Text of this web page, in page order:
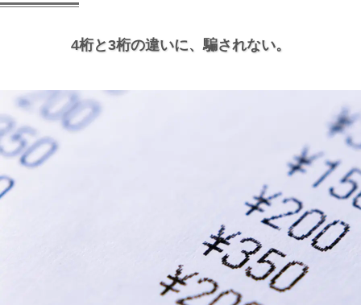
4桁と3桁の違いに、騙されない。